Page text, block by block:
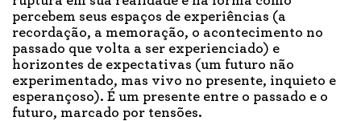
percebem seus espaços de experiências (a
recordação, a memoração, o acontecimento no
passado que volta a ser experienciado) e
horizontes de expectativas (um futuro não
experimentado, mas vivo no presente, inquieto e
esperançoso). É um presente entre o passado e o
futuro, marcado por tensões.